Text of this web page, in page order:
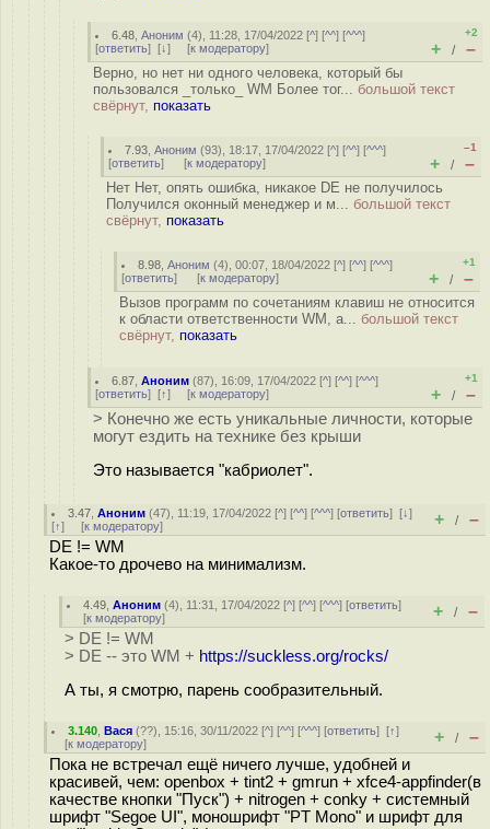
6.48 ,Аноним (4), 11:28, 17/04/2022 [^] [^^] [^^^]
[ответить] [↓] [к модератору]
+2
+ / –
Верно, но нет ни одного человека, который бы
пользовался _только_ WM Более тог... большой текст
свёрнут, показать
7.93 ,Аноним (93), 18:17, 17/04/2022 [^] [^^] [^^^]
[ответить] [к модератору]
–1
+ / –
Нет Нет, опять ошибка, никакое DE не получилось
Получился оконный менеджер и м... большой текст
свёрнут, показать
8.98 ,Аноним (4), 00:07, 18/04/2022 [^] [^^] [^^^]
[ответить] [к модератору]
+1
+ / –
Вызов программ по сочетаниям клавиш не относится
к области ответственности WM, а... большой текст
свёрнут, показать
6.87 ,Аноним (87), 16:09, 17/04/2022 [^] [^^] [^^^]
[ответить] [↑] [к модератору]
+1
+ / –
> Конечно же есть уникальные личности, которые
могут ездить на технике без крыши
Это называется "кабриолет".
3.47 ,Аноним (47), 11:19, 17/04/2022 [^] [^^] [^^^] [ответить][↓]
[↑] [к модератору] + / –
DE != WM
Какое-то дрочево на минимализм.
4.49 ,Аноним (4), 11:31, 17/04/2022 [^] [^^] [^^^] [ответить]
[к модератору] + / –
> DE != WM
> DE -- это WM + https://suckless.org/rocks/
А ты, я смотрю, парень сообразительный.
3.140 ,Вася (??), 15:16, 30/11/2022 [^] [^^] [^^^] [ответить][↑]
[к модератору] + / –
Пока не встречал ещё ничего лучше, удобней и
красивей, чем: openbox + tint2 + gmrun + xfce4-appfinder(в
качестве кнопки "Пуск") + nitrogen + conky + системный
шрифт "Segoe UI", моношрифт "PT Mono" и шрифт для